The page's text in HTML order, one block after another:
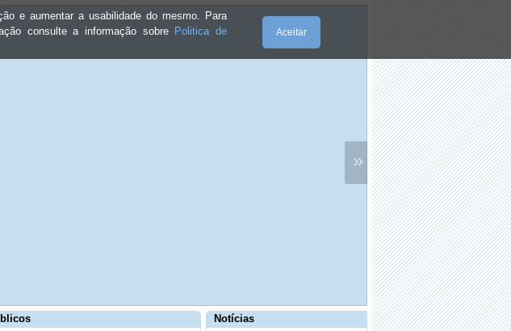
e aumentar a usabilidade do mesmo. Para
consulte a informação sobre Politica de
Aceitar
»
Notícias
·PULVERIZAÇÃO DO HERBICIDA
NOS CAMINHOS AGRÍCOLAS E